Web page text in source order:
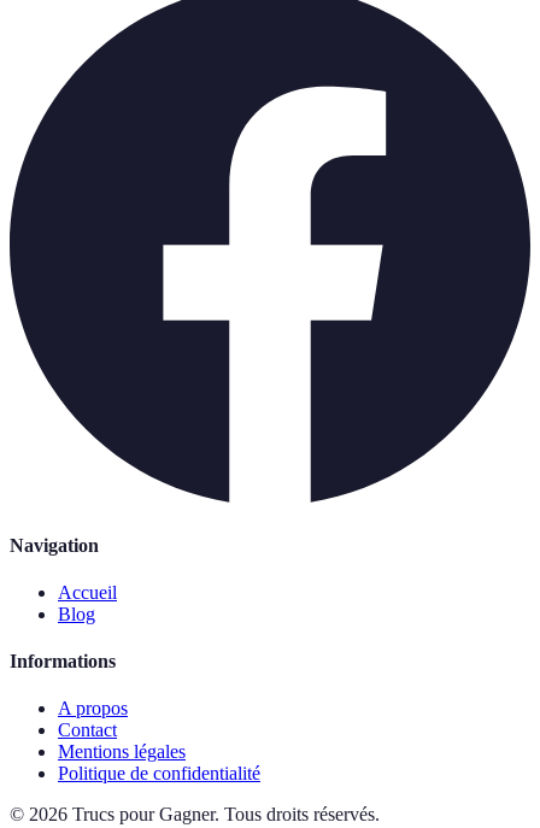
Navigation
Accueil
Blog
Informations
A propos
Contact
Mentions légales
Politique de confidentialité
© 2026 Trucs pour Gagner. Tous droits réservés.